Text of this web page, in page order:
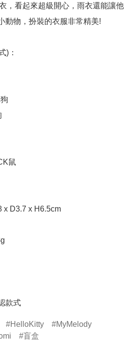
，看起來超級開心，雨衣還能讓他
動物，扮裝的衣服非常精美!
)：
鼠
x D3.7 x H6.5cm
款式
HelloKitty
MyMelody
盲盒